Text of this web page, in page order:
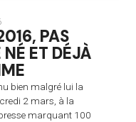
PAS
NÉ ET DÉJÀ
bien malgré lui la
2 mars, à la
marquant 100